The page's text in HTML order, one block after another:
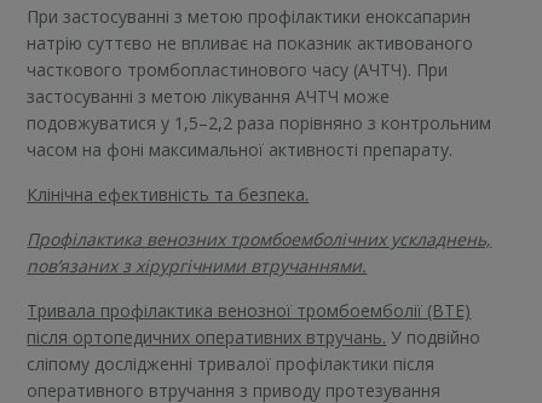
При застосуванні з метою профілактики еноксапарин
натрію суттєво не впливає на показник активованого
часткового тромбопластинового часу (АЧТЧ). При
застосуванні з метою лікування АЧТЧ може
подовжуватися у 1,5–2,2 раза порівняно з контрольним
часом на фоні максимальної активності препарату.
Клінічна ефективність та безпека.
Профілактика венозних тромбоемболічних ускладнень,
пов’язаних з хірургічними втручаннями.
Тривала профілактика венозної тромбоемболії (ВТЕ)
після ортопедичних оперативних втручань. У подвійно
сліпому дослідженні тривалої профілактики після
оперативного втручання з приводу протезування